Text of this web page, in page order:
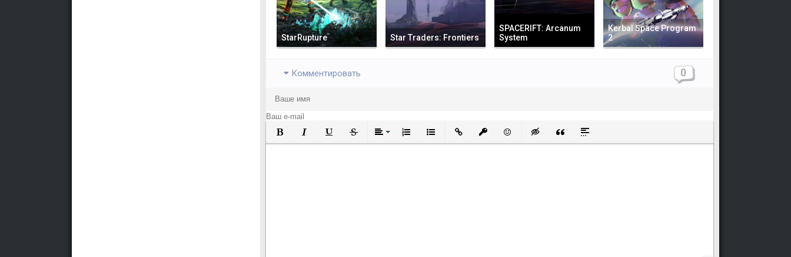
StarRupture Star Traders: Frontiers
SPACERIFT: Arcanum
System
Kerbal Space Program
2
Комментировать 0
Полужирный
КурсивПодчеркнутый
ЗачеркнутыйВыравнивание
Нумерованный список
Маркированный список
Вставить ссылку
Вставить защищенную ссылку
Вставить смайлик
Вставка скрытого текста
Вставка цитаты
Вставка спойлера